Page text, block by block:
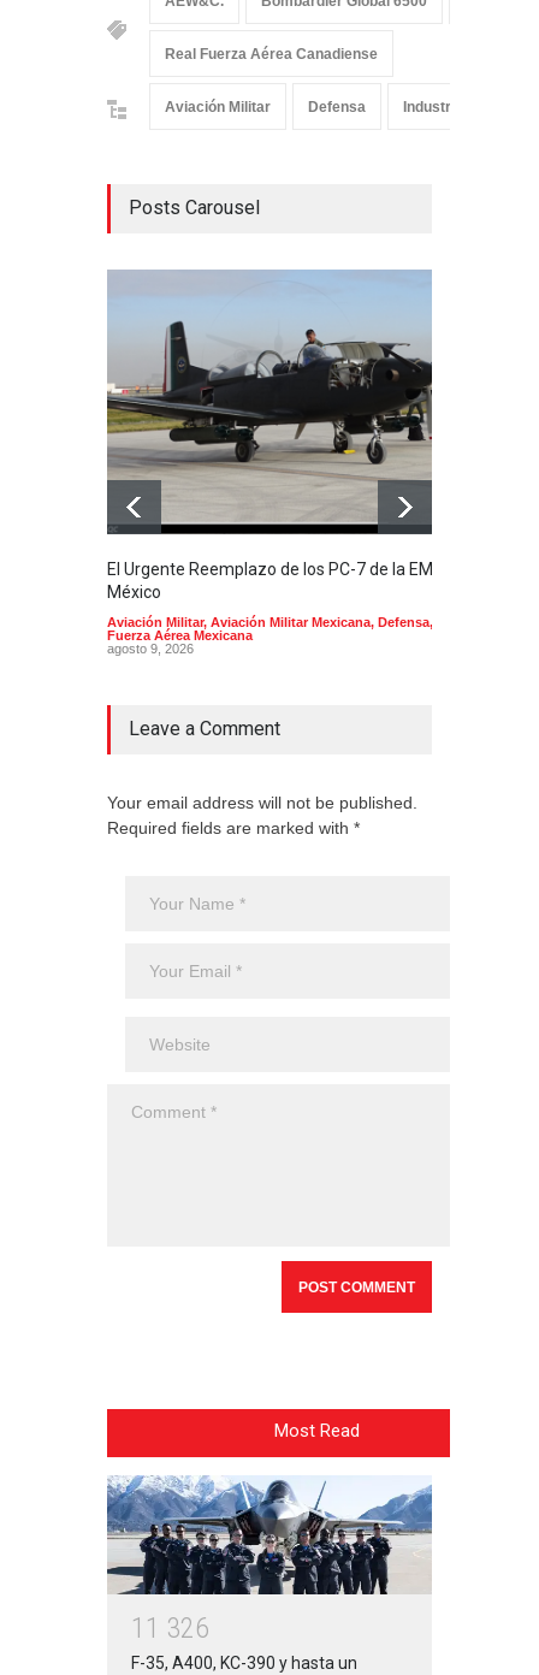
Real Fuerza Aérea Canadiense
Aviación Militar Defensa Industria
Posts Carousel
El Urgente Reemplazo de los PC-7 de la EMA en
México
Aviación Militar, Aviación Militar Mexicana, Defensa,
Fuerza Aérea Mexicana
agosto 9, 2026
Leave a Comment
Your email address will not be published.
Required fields are marked with *
Most Read
1 1 326
F-35, A400, KC-390 y hasta un